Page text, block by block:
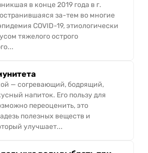
в конце 2019 года в г.
за-тем во многие
COVID-19, этиологически
тяжелого острого
— согревающий, бодрящий,
напиток. Его пользу для
переоценить, это
полезных веществ и
улучшает...